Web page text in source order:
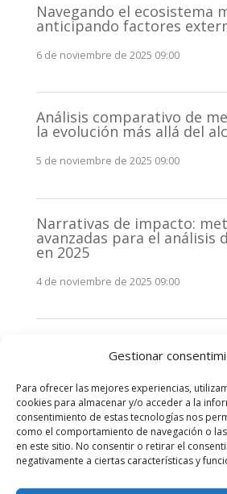
Gestionar
Para ofrecer las mejores experiencias,
cookies para almacenar y/o acceder a la
consentimiento de estas tecnologías nos
como el comportamiento de navegación o
en este sitio. No consentir o retirar el
negativamente a ciertas características y
Navegando el ecosistema
anticipando factores
6 de noviembre de 2025 09:00
Análisis comparativo de
la evolución más allá del
5 de noviembre de 2025 09:00
Narrativas de impacto:
avanzadas para el análisis
en 2025
4 de noviembre de 2025 09:00
stakeholders en 2025: La
3 de noviembre de 2025 09:00
Comentarios